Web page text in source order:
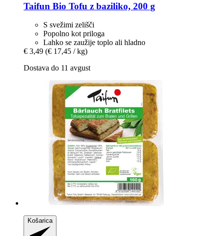
Taifun Bio Tofu z baziliko, 200 g
S svežimi zelišči
Popolno kot priloga
Lahko se zaužije toplo ali hladno
€ 3,49 (€ 17,45 / kg)
Dostava do 11 avgust
Košarica